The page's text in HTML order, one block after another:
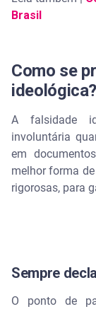
Brasil
Como se
ideológica?
A falsidade
involuntária
em
melhor forma
rigorosas, para
Sempre
O ponto de